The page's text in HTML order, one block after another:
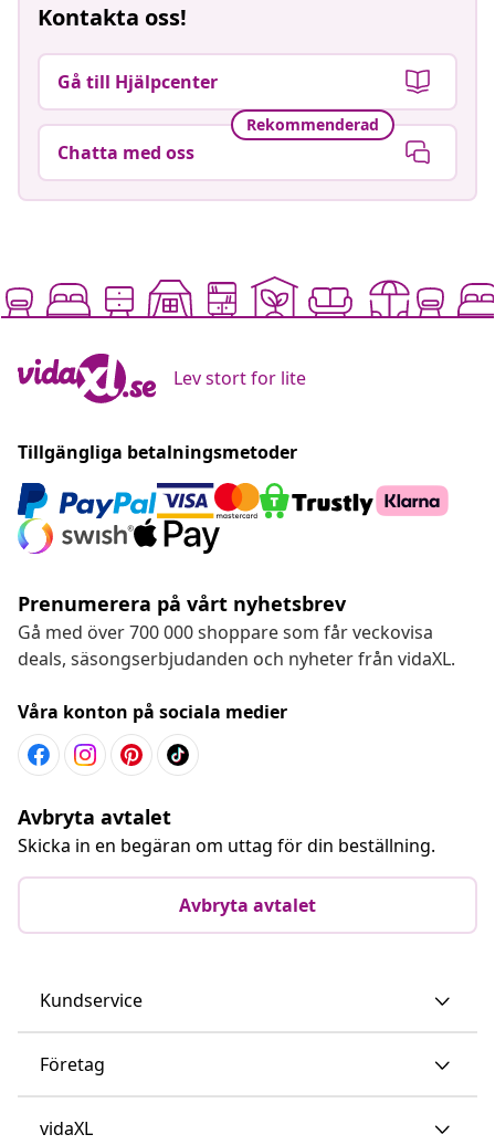
Kontakta oss!
Gå till Hjälpcenter
Rekommenderad
Chatta med oss
Lev stort for lite
Tillgängliga betalningsmetoder
Prenumerera på vårt nyhetsbrev
Gå med över 700 000 shoppare som får veckovisa
deals, säsongserbjudanden och nyheter från vidaXL.
Våra konton på sociala medier
Avbryta avtalet
Skicka in en begäran om uttag för din beställning.
Avbryta avtalet
Kundservice
Företag
vidaXL